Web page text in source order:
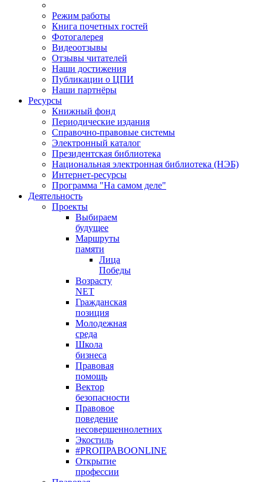
Режим работы
Книга почетных гостей
Фотогалерея
Видеоотзывы
Отзывы читателей
Наши достижения
Публикации о ЦПИ
Наши партнёры
Ресурсы
Книжный фонд
Периодические издания
Справочно-правовые системы
Электронный каталог
Президентская библиотека
Национальная электронная библиотека (НЭБ)
Интернет-ресурсы
Программа "На самом деле"
Деятельность
Проекты
Выбираем
будущее
Маршруты
памяти
Лица
Победы
Возрасту
NET
Гражданская
позиция
Молодежная
среда
Школа
бизнеса
Правовая
помощь
Вектор
безопасности
Правовое
поведение
несовершеннолетних
Экостиль
#PROПРАВОONLINE
Открытие
профессии